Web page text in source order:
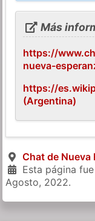
Más
https://
nueva-
https://
(Argentina)
Chat de Nueva
Esta página
Agosto, 2022.